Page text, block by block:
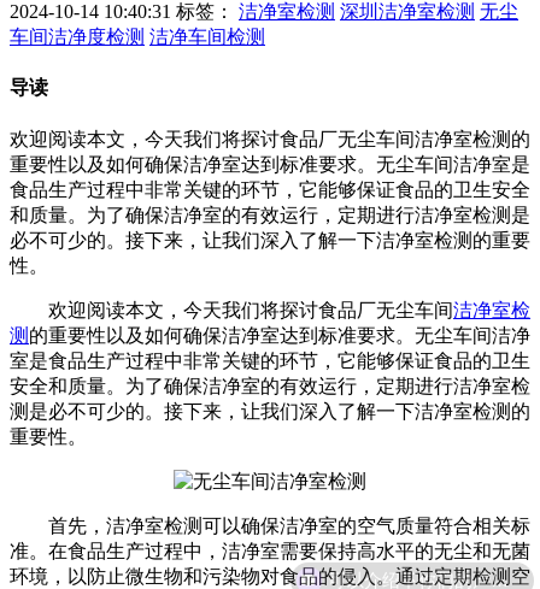
2024-10-14 10:40:31 标签： 洁净室检测 深圳洁净室检测 无尘
车间洁净度检测 洁净车间检测
导读
欢迎阅读本文，今天我们将探讨食品厂无尘车间洁净室检测的
重要性以及如何确保洁净室达到标准要求。无尘车间洁净室是
食品生产过程中非常关键的环节，它能够保证食品的卫生安全
和质量。为了确保洁净室的有效运行，定期进行洁净室检测是
必不可少的。接下来，让我们深入了解一下洁净室检测的重要
性。
欢迎阅读本文，今天我们将探讨食品厂无尘车间洁净室检
测 的重要性以及如何确保洁净室达到标准要求。无尘车间洁净
室是食品生产过程中非常关键的环节，它能够保证食品的卫生
安全和质量。为了确保洁净室的有效运行，定期进行洁净室检
测是必不可少的。接下来，让我们深入了解一下洁净室检测的
重要性。
首先，洁净室检测可以确保洁净室的空气质量符合相关标
准。在食品生产过程中，洁净室需要保持高水平的无尘和无菌
环境，以防止微生物和污染物对食品的侵入。通过定期检测空
可以介绍下你们的产品么